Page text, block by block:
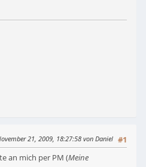
#1
21, 2009, 18:27:58 von Daniel
an mich per PM (Meine